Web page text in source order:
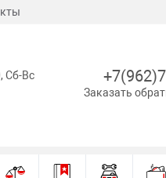
Сб-Вс
Заказать